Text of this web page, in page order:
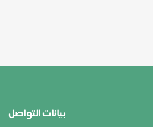
بيانات التواصل